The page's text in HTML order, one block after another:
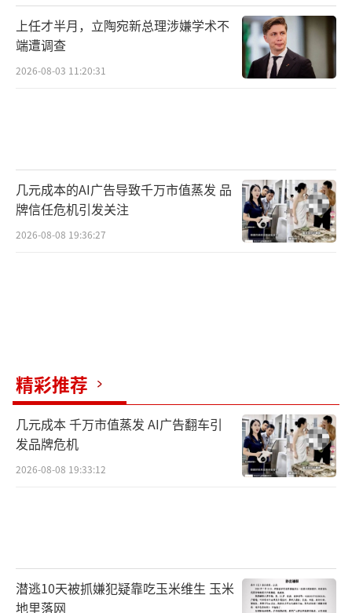
上任才半月，立陶宛新总理涉嫌学术不
端遭调查
2026-08-03 11:20:31
几元成本的AI广告导致千万市值蒸发 品
牌信任危机引发关注
2026-08-08 19:36:27
精彩推荐
几元成本 千万市值蒸发 AI广告翻车引
发品牌危机
2026-08-08 19:33:12
潜逃10天被抓嫌犯疑靠吃玉米维生 玉米
地里落网